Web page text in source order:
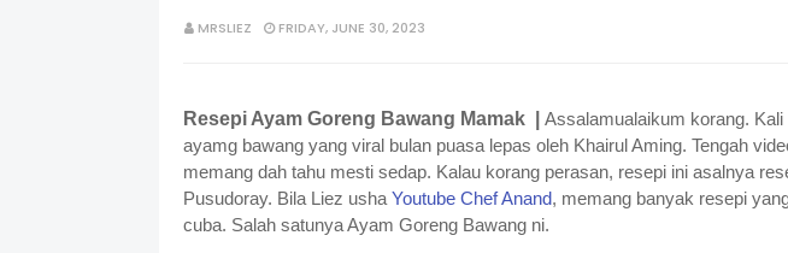
MRSLIEZ FRIDAY, JUNE 30, 2023
Resepi Ayam Goreng Bawang Mamak | Assalamualaikum korang.
ayamg bawang yang viral bulan puasa lepas oleh Khairul Aming. Tengah
memang dah tahu mesti sedap. Kalau korang perasan, resepi ini asalnya
Pusudoray. Bila Liez usha Youtube Chef Anand, memang banyak resepi
cuba. Salah satunya Ayam Goreng Bawang ni.